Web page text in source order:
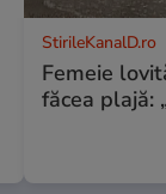
StirileKanalD.ro
Femeie
făcea plajă: